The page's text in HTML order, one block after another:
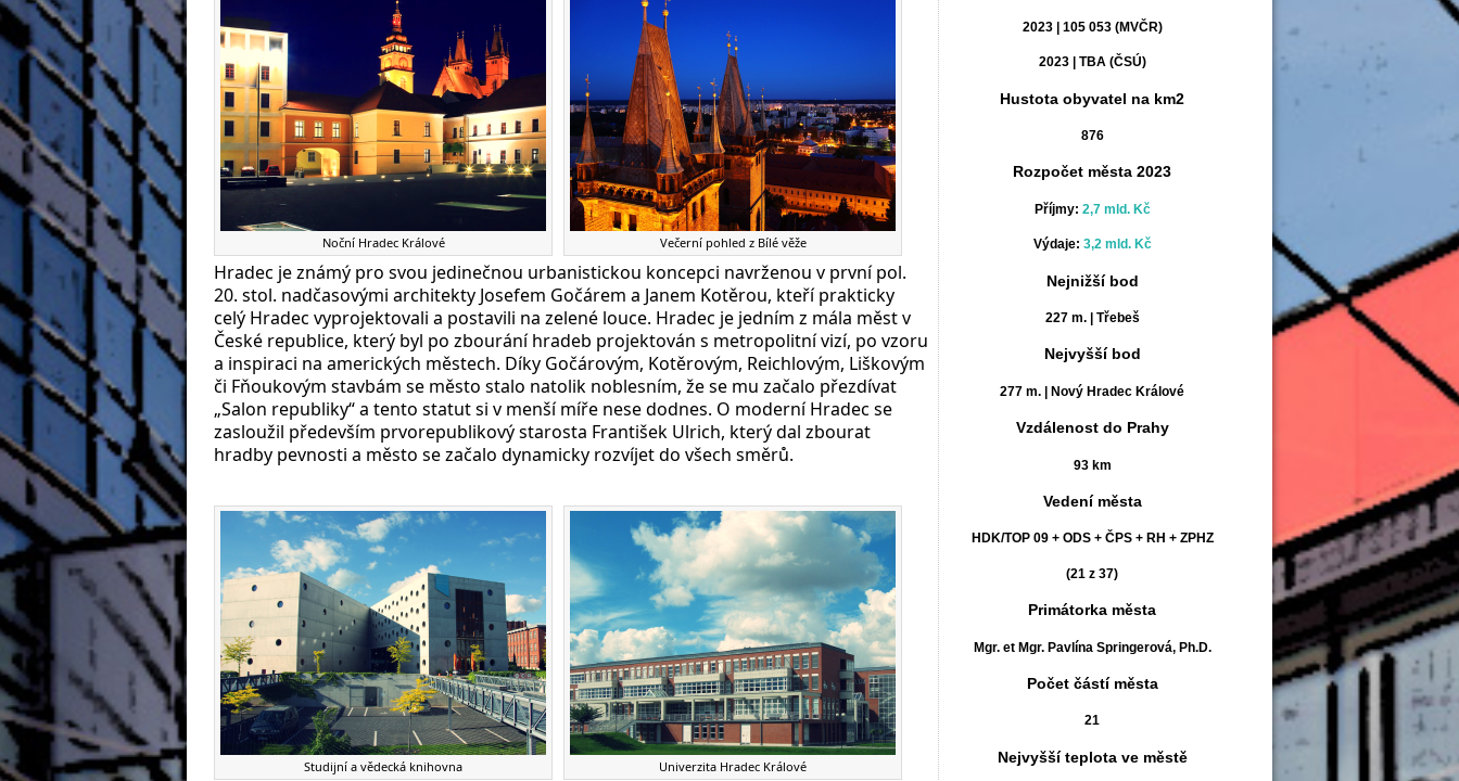
2023 | 105 053 (MVČR)
2023 | TBA (ČSÚ)
Hustota obyvatel na km2
876
Rozpočet města 2023
Příjmy: 2,7 mld. Kč
Výdaje: 3,2 mld. Kč
Nejnižší bod
227 m. | Třebeš
Nejvyšší bod
277 m. | Nový Hradec Králové
Vzdálenost do Prahy
93 km
Vedení města
HDK/TOP 09 + ODS + ČPS + RH + ZPHZ
(21 z 37)
Primátorka města
Mgr. et Mgr. Pavlína Springerová, Ph.D.
Počet částí města
21
Nejvyšší teplota ve městě
Noční Hradec Králové Večerní pohled z Bílé věže
Hradec je známý pro svou jedinečnou urbanistickou koncepci navrženou v první pol.
20. stol. nadčasovými architekty Josefem Gočárem a Janem Kotěrou, kteří prakticky
celý Hradec vyprojektovali a postavili na zelené louce. Hradec je jedním z mála měst v
České republice, který byl po zbourání hradeb projektován s metropolitní vizí, po vzoru
a inspiraci na amerických městech. Díky Gočárovým, Kotěrovým, Reichlovým, Liškovým
či Fňoukovým stavbám se město stalo natolik noblesním, že se mu začalo přezdívat
„Salon republiky“ a tento statut si v menší míře nese dodnes. O moderní Hradec se
zasloužil především prvorepublikový starosta František Ulrich, který dal zbourat
hradby pevnosti a město se začalo dynamicky rozvíjet do všech směrů.
Studijní a vědecká knihovna Univerzita Hradec Králové